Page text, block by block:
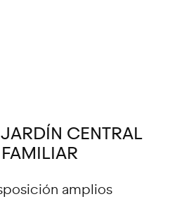
CENTRAL
amplios